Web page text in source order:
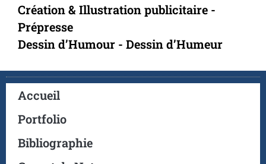
Création & Illustration publicitaire -
Prépresse
Dessin d’Humour - Dessin d’Humeur
Accueil
Portfolio
Bibliographie